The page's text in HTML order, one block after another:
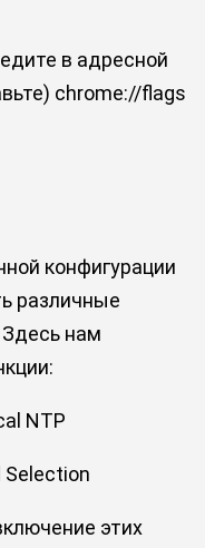
в адресной
chrome://flags
конфигурации
различные
нам
NTP
Selection
этих